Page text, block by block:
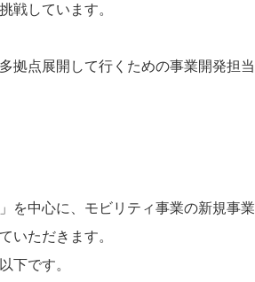
戦しています。
拠点展開して行くための事業開発担当
を中心に、モビリティ事業の新規事業
いただきます。
下です。